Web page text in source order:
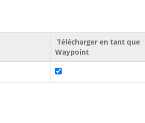
Télécharger en tant que
Waypoint